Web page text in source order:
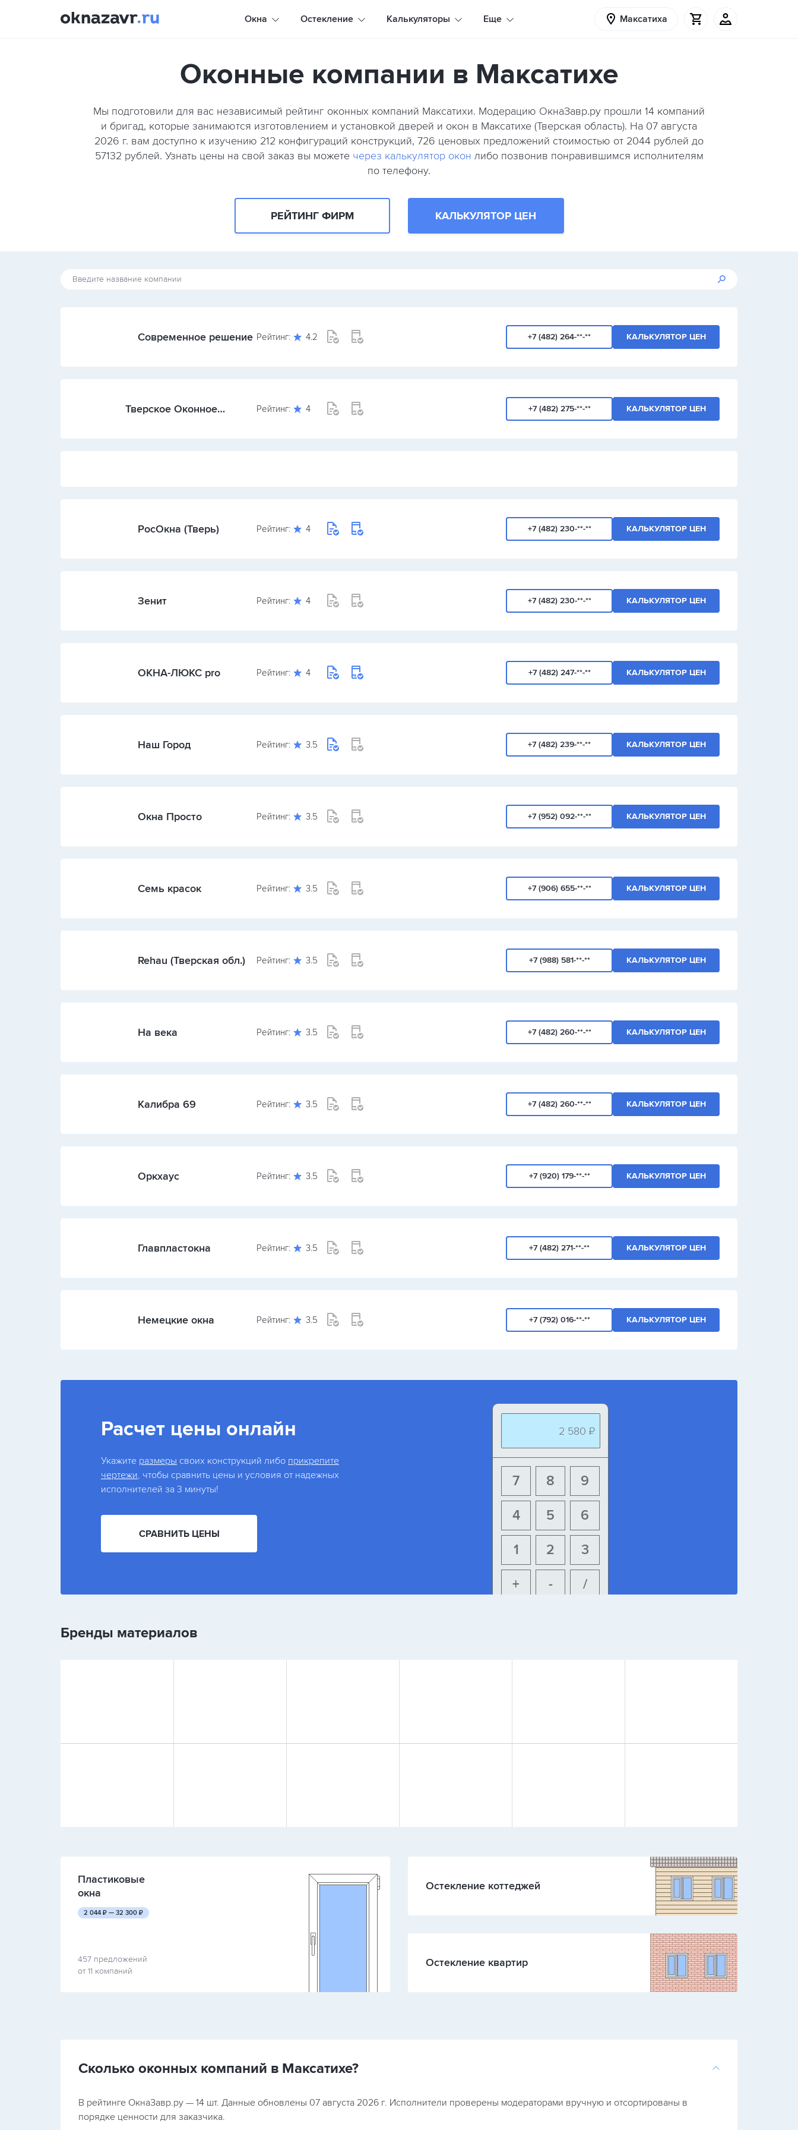
Окна Остекление Калькуляторы Еще Максатиха
Оконные компании в Максатихе
Мы подготовили для вас независимый рейтинг оконных компаний Максатихи. Модерацию ОкнаЗавр.ру прошли 14 компаний
и бригад, которые занимаются изготовлением и установкой дверей и окон в Максатихе (Тверская область). На 07 августа
2026 г. вам доступно к изучению 212 конфигураций конструкций, 726 ценовых предложений стоимостью от 2044 рублей до
57132 рублей. Узнать цены на свой заказ вы можете через калькулятор окон либо позвонив понравившимся исполнителям
по телефону.
РЕЙТИНГ ФИРМ КАЛЬКУЛЯТОР ЦЕН
Современное решение Рейтинг: 4.2 +7 (482) 264-**-** КАЛЬКУЛЯТОР ЦЕН
Тверское Оконное
Рейтинг: 4 +7 (482) 275-**-** КАЛЬКУЛЯТОР ЦЕН
РосОкна (Тверь) Рейтинг: 4 +7 (482) 230-**-** КАЛЬКУЛЯТОР ЦЕН
Зенит Рейтинг: 4 +7 (482) 230-**-** КАЛЬКУЛЯТОР ЦЕН
ОКНА-ЛЮКС pro Рейтинг: 4 +7 (482) 247-**-** КАЛЬКУЛЯТОР ЦЕН
Наш Город Рейтинг: 3.5 +7 (482) 239-**-** КАЛЬКУЛЯТОР ЦЕН
Окна Просто Рейтинг: 3.5 +7 (952) 092-**-** КАЛЬКУЛЯТОР ЦЕН
Семь красок Рейтинг: 3.5 +7 (906) 655-**-** КАЛЬКУЛЯТОР ЦЕН
Rehau (Тверская обл.) Рейтинг: 3.5 +7 (988) 581-**-** КАЛЬКУЛЯТОР ЦЕН
На века Рейтинг: 3.5 +7 (482) 260-**-** КАЛЬКУЛЯТОР ЦЕН
Калибра 69 Рейтинг: 3.5 +7 (482) 260-**-** КАЛЬКУЛЯТОР ЦЕН
Оркхаус Рейтинг: 3.5 +7 (920) 179-**-** КАЛЬКУЛЯТОР ЦЕН
Главпластокна Рейтинг: 3.5 +7 (482) 271-**-** КАЛЬКУЛЯТОР ЦЕН
Немецкие окна Рейтинг: 3.5 +7 (792) 016-**-** КАЛЬКУЛЯТОР ЦЕН
Расчет цены онлайн
Укажите размеры своих конструкций либо прикрепите
чертежи, чтобы сравнить цены и условия от надежных
исполнителей за 3 минуты!
СРАВНИТЬ ЦЕНЫ
2 580 ₽
9
8
7
6
5
4
3
2
1
+ - /
Бренды материалов
Пластиковые
окна
2 044 руб.
₽ — 32 300 руб.
₽
457 предложений
от 11 компаний
Остекление коттеджей
Остекление квартир
Сколько оконных компаний в Максатихе?
В рейтинге ОкнаЗавр.ру — 14 шт. Данные обновлены 07 августа 2026 г. Исполнители проверены модераторами вручную и отсортированы в
порядке ценности для заказчика.